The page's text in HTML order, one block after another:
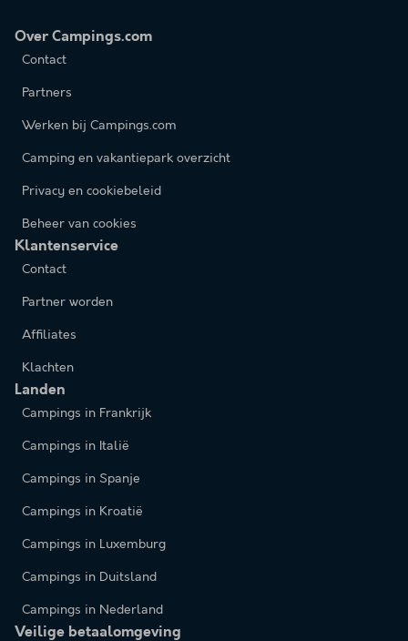
Over Campings.com
Contact
Partners
Werken bij Campings.com
Camping en vakantiepark overzicht
Privacy en cookiebeleid
Beheer van cookies
Klantenservice
Contact
Partner worden
Affiliates
Klachten
Landen
Campings in Frankrijk
Campings in Italië
Campings in Spanje
Campings in Kroatië
Campings in Luxemburg
Campings in Duitsland
Campings in Nederland
Veilige betaalomgeving